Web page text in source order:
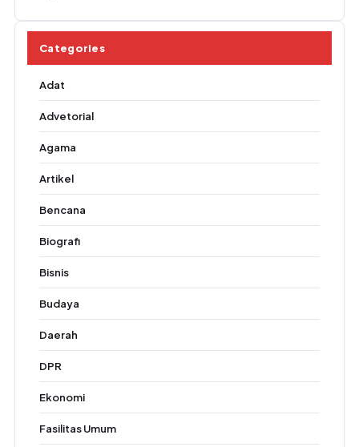
Categories
Adat
Advetorial
Agama
Artikel
Bencana
Biografi
Bisnis
Budaya
Daerah
DPR
Ekonomi
Fasilitas Umum